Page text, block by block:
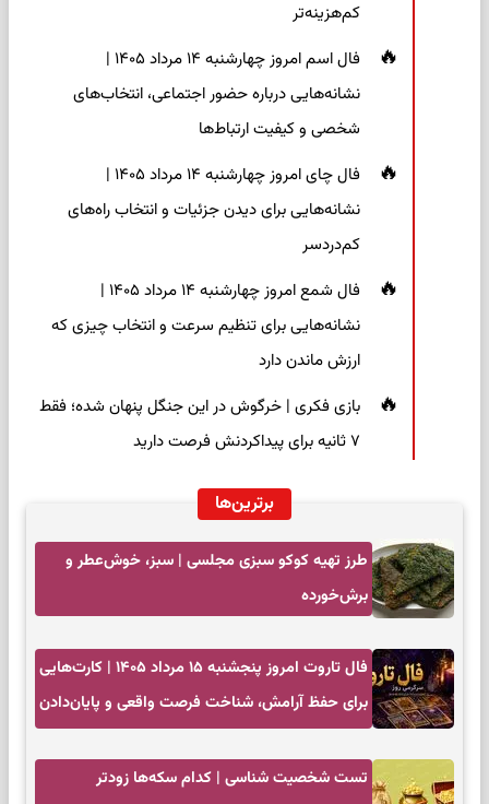
کم‌هزینه‌تر
فال اسم امروز چهارشنبه ۱۴ مرداد ۱۴۰۵ |
نشانه‌هایی درباره حضور اجتماعی، انتخاب‌های
شخصی و کیفیت ارتباط‌ها
فال چای امروز چهارشنبه ۱۴ مرداد ۱۴۰۵ |
نشانه‌هایی برای دیدن جزئیات و انتخاب راه‌های
کم‌دردسر
فال شمع امروز چهارشنبه ۱۴ مرداد ۱۴۰۵ |
نشانه‌هایی برای تنظیم سرعت و انتخاب چیزی که
ارزش ماندن دارد
بازی فکری | خرگوش در این جنگل پنهان شده؛ فقط
۷ ثانیه برای پیداکردنش فرصت دارید
برترین‌ها
طرز تهیه کوکو سبزی مجلسی | سبز، خوش‌عطر و
برش‌خورده
فال تاروت امروز پنجشنبه ۱۵ مرداد ۱۴۰۵ | کارت‌هایی
برای حفظ آرامش، شناخت فرصت واقعی و پایان‌دادن
تست شخصیت شناسی | کدام سکه‌ها زودتر